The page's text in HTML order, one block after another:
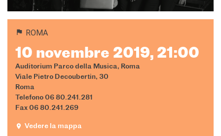
ROMA
10 novembre 2019, 21:00
Auditorium Parco della Musica, Roma
Viale Pietro Decoubertin, 30
Roma
Telefono 06 80.241.281
Fax 06 80.241.269
Vedere la mappa